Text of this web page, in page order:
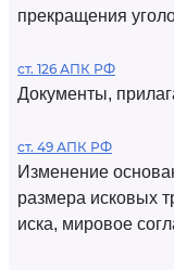
прекращения
ст. 126 АПК РФ
Документы,
ст. 49 АПК РФ
Изменение
размера исковых
иска, мировое